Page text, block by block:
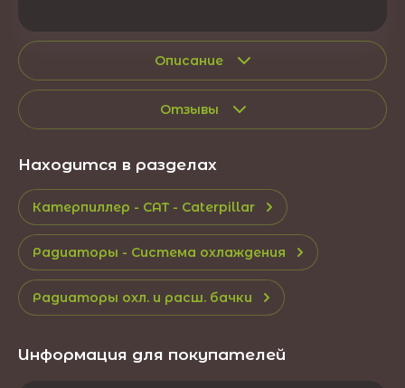
Описание
Отзывы
Находится в разделах
Катерпиллер - CAT - Caterpillar
Радиаторы - Система охлаждения
Радиаторы охл. и расш. бачки
Информация для покупателей